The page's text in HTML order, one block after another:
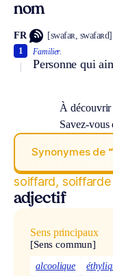
nom
FR [swafaʀ, swafaʀd]
Familier.
Personne qui
1
À découvrir
Savez-
Synonymes de
soiffard, soiffarde
adjectif
Sens principaux
[Sens commun]
alcoolique